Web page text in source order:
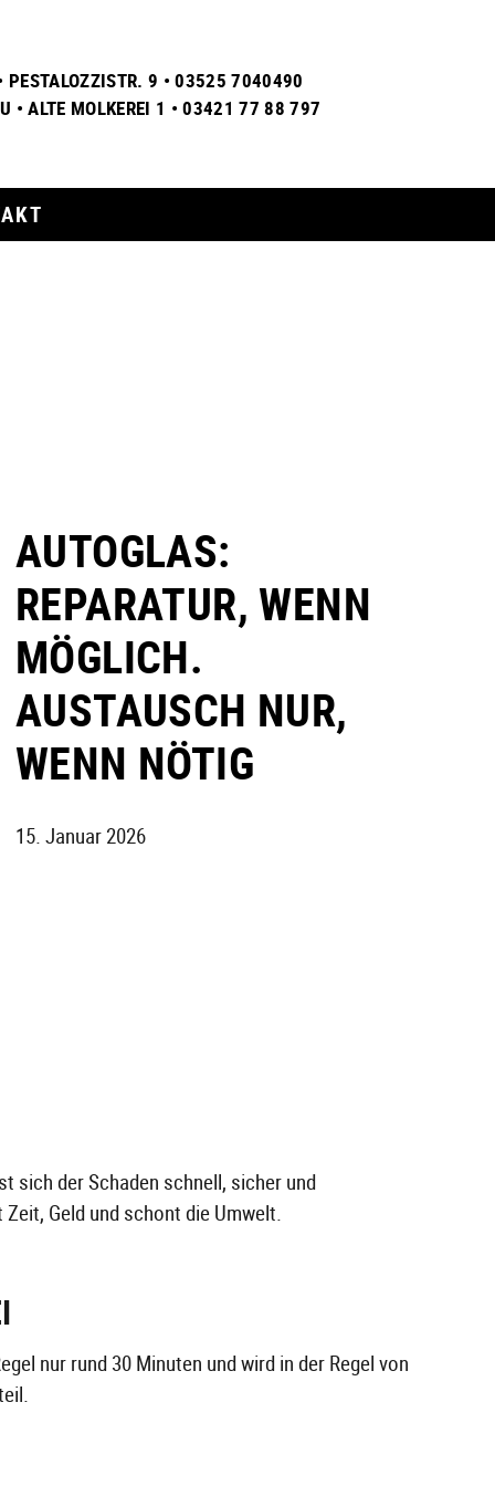
PESTALOZZISTR. 9 • 03525 7040490
• ALTE MOLKEREI 1 • 03421 77 88 797
AUTOGLAS:
REPARATUR, WENN
MÖGLICH.
AUSTAUSCH NUR,
WENN NÖTIG
15. Januar 2026
sich der Schaden schnell, sicher und
Geld und schont die Umwelt.
nur rund 30 Minuten und wird in der Regel von